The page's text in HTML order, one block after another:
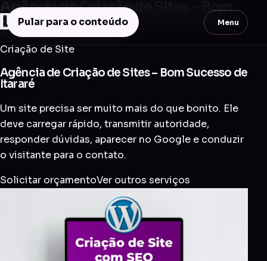
Pular para o conteúdo Menu
Agência de Criação de Sites – Bom
Sucesso de Itararé
Criação de Site
Agência de Criação de Sites – Bom Sucesso de
Itararé
Um site precisa ser muito mais do que bonito. Ele
deve carregar rápido, transmitir autoridade,
responder dúvidas, aparecer no Google e conduzir
o visitante para o contato.
Solicitar orçamentoVer outros serviços